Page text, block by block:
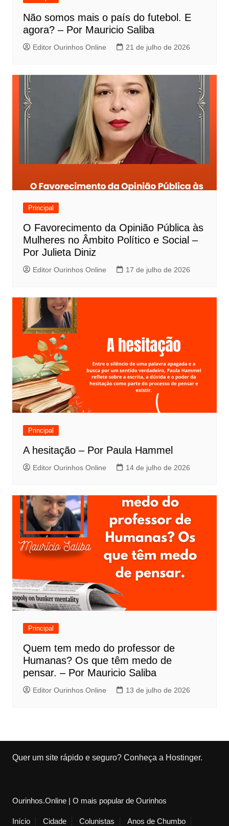
Não somos mais o país do futebol. E
agora? – Por Mauricio Saliba
Editor Ourinhos Online 21 de julho de 2026
Principal
O Favorecimento da Opinião Pública às
Mulheres no Âmbito Político e Social –
Por Julieta Diniz
Editor Ourinhos Online 17 de julho de 2026
Principal
A hesitação – Por Paula Hammel
Editor Ourinhos Online 14 de julho de 2026
Principal
Quem tem medo do professor de
Humanas? Os que têm medo de
pensar. – Por Mauricio Saliba
Editor Ourinhos Online 13 de julho de 2026
Quer um site rápido e seguro? Conheça a Hostinger.
Ourinhos.Online | O mais popular de Ourinhos
Início Cidade Colunistas Anos de Chumbo